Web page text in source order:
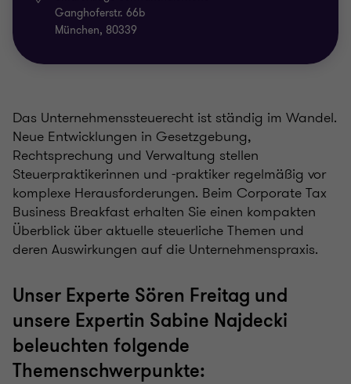
Ganghoferstr. 66b
München, 80339
Das Unternehmenssteuerecht ist ständig im Wandel.
Neue Entwicklungen in Gesetzgebung,
Rechtsprechung und Verwaltung stellen
Steuerpraktikerinnen und -praktiker regelmäßig vor
komplexe Herausforderungen. Beim Corporate Tax
Business Breakfast erhalten Sie einen kompakten
Überblick über aktuelle steuerliche Themen und
deren Auswirkungen auf die Unternehmenspraxis.
Unser Experte Sören Freitag und
unsere Expertin Sabine Najdecki
beleuchten folgende
Themenschwerpunkte: